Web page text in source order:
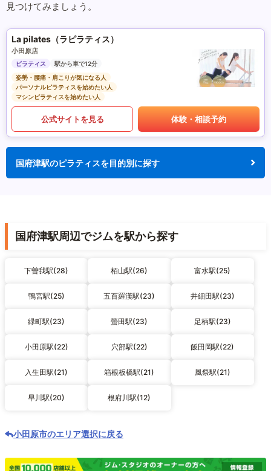
見つけてみましょう。
La pilates（ラピラティス）
小田原店
ピラティス
駅から車で12分
姿勢・腰痛・肩こりが気になる人
パーソナルピラティスを始めたい人
マシンピラティスを始めたい人
公式サイトを見る 体験・相談予約
国府津駅のピラティスを目的別に探す
国府津駅周辺でジムを駅から探す
下曽我駅(28) 栢山駅(26) 富水駅(25)
鴨宮駅(25) 五百羅漢駅(23) 井細田駅(23)
緑町駅(23) 螢田駅(23) 足柄駅(23)
小田原駅(22) 穴部駅(22) 飯田岡駅(22)
入生田駅(21) 箱根板橋駅(21) 風祭駅(21)
早川駅(20) 根府川駅(12)
小田原市のエリア選択に戻る